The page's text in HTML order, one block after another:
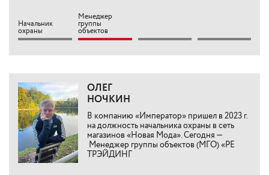
Начальник
охраны
Менеджер
группы
объектов
ОЛЕГ
НОЧКИН
В компанию «Император» пришел в 2023 г.
на должность начальника охраны в сеть
магазинов «Новая Мода». Сегодня —
Менеджер группы объектов (МГО) «РЕ
ТРЭЙДИНГ